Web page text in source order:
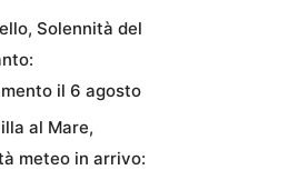
Solennità del
il 6 agosto
al Mare,
meteo in arrivo: